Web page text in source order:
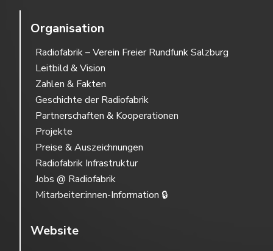
Organisation
Radiofabrik – Verein Freier Rundfunk Salzburg
Leitbild & Vision
Zahlen & Fakten
Geschichte der Radiofabrik
Partnerschaften & Kooperationen
Projekte
Preise & Auszeichnungen
Radiofabrik Infrastruktur
Jobs @ Radiofabrik
Mitarbeiter:innen-Information 🔒
Website